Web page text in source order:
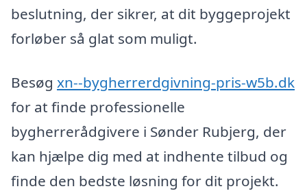
beslutning, der sikrer, at dit byggeprojekt
forløber så glat som muligt.
Besøg xn--bygherrerdgivning-pris-w5b.dk
for at finde professionelle
bygherrerådgivere i Sønder Rubjerg, der
kan hjælpe dig med at indhente tilbud og
finde den bedste løsning for dit projekt.